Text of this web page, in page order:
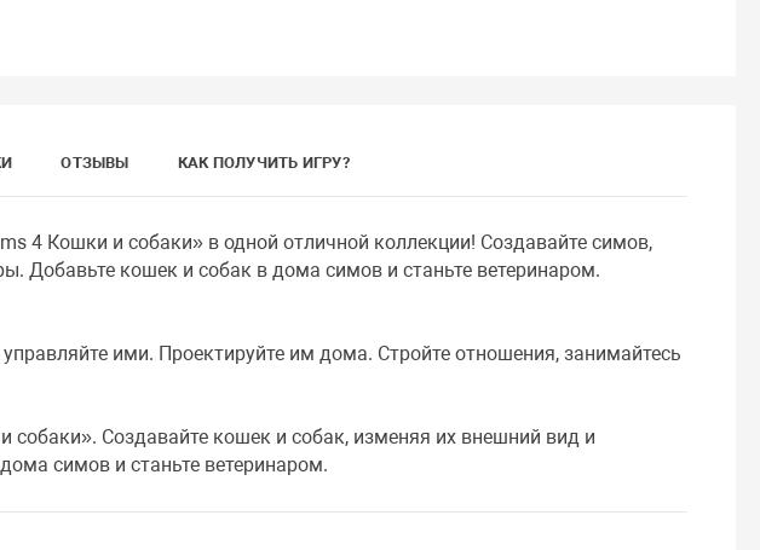
ОТЗЫВЫ КАК ПОЛУЧИТЬ ИГРУ?
4 Кошки и собаки» в одной отличной коллекции! Создавайте симов,
Добавьте кошек и собак в дома симов и станьте ветеринаром.
ими. Проектируйте им дома. Стройте отношения, занимайтесь
собаки». Создавайте кошек и собак, изменяя их внешний вид и
симов и станьте ветеринаром.